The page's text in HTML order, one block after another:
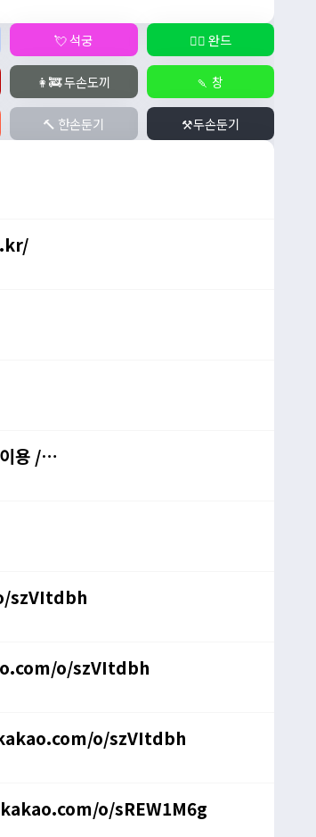
💘 석궁 🧙‍♀️ 완드
👩‍🚒 두손도끼 🍡 창
🔨 한손둔기 ⚒️두손둔기
용 /
szVItdbh
o/szVItdbh
o/szVItdbh
o/sREW1M6g